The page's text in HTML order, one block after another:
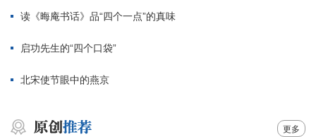
读《晦庵书话》品“四个一点”的真味
启功先生的“四个口袋”
北宋使节眼中的燕京
更多